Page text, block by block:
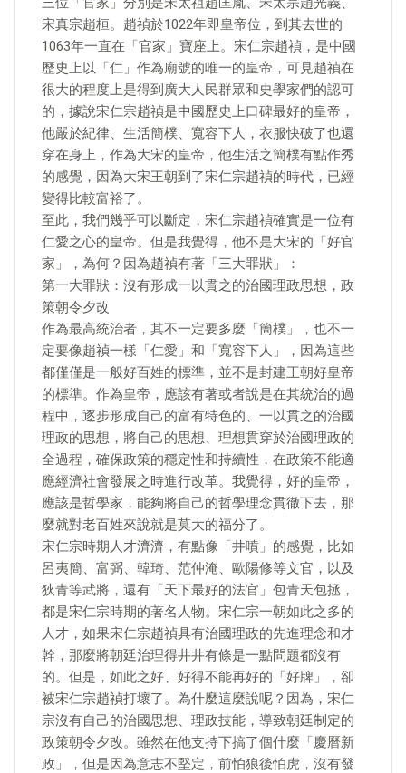
宋真宗趙桓。趙禎於1022年即皇帝位，到其去世的
1063年一直在「官家」寶座上。宋仁宗趙禎，是中國
歷史上以「仁」作為廟號的唯一的皇帝，可見趙禎在
很大的程度上是得到廣大人民群眾和史學家們的認可
的，據說宋仁宗趙禎是中國歷史上口碑最好的皇帝，
他嚴於紀律、生活簡樸、寬容下人，衣服快破了也還
穿在身上，作為大宋的皇帝，他生活之簡樸有點作秀
的感覺，因為大宋王朝到了宋仁宗趙禎的時代，已經
變得比較富裕了。
至此，我們幾乎可以斷定，宋仁宗趙禎確實是一位有
仁愛之心的皇帝。但是我覺得，他不是大宋的「好官
家」，為何？因為趙禎有著「三大罪狀」：
第一大罪狀：沒有形成一以貫之的治國理政思想，政
策朝令夕改
作為最高統治者，其不一定要多麼「簡樸」，也不一
定要像趙禎一樣「仁愛」和「寬容下人」，因為這些
都僅僅是一般好百姓的標準，並不是封建王朝好皇帝
的標準。作為皇帝，應該有著或者說是在其統治的過
程中，逐步形成自己的富有特色的、一以貫之的治國
理政的思想，將自己的思想、理想貫穿於治國理政的
全過程，確保政策的穩定性和持續性，在政策不能適
應經濟社會發展之時進行改革。我覺得，好的皇帝，
應該是哲學家，能夠將自己的哲學理念貫徹下去，那
麼就對老百姓來說就是莫大的福分了。
宋仁宗時期人才濟濟，有點像「井噴」的感覺，比如
呂夷簡、富弼、韓琦、范仲淹、歐陽修等文官，以及
狄青等武將，還有「天下最好的法官」包青天包拯，
都是宋仁宗時期的著名人物。宋仁宗一朝如此之多的
人才，如果宋仁宗趙禎具有治國理政的先進理念和才
幹，那麼將朝廷治理得井井有條是一點問題都沒有
的。但是，如此之好、好得不能再好的「好牌」，卻
被宋仁宗趙禎打壞了。為什麼這麼說呢？因為，宋仁
宗沒有自己的治國思想、理政技能，導致朝廷制定的
政策朝令夕改。雖然在他支持下搞了個什麼「慶曆新
政」，但是因為意志不堅定，前怕狼後怕虎，沒有發